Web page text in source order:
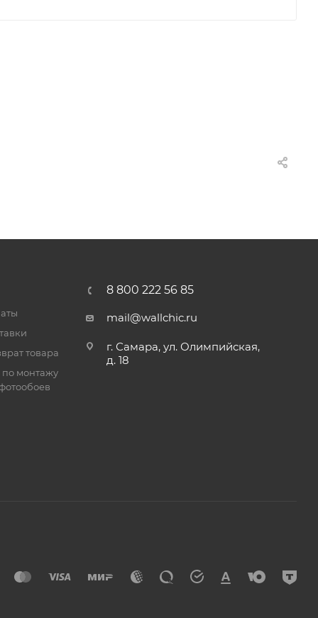
товара
монтажу
8 800 222 56 85
mail@wallchic.ru
г. Самара, ул. Олимпийская,
д. 18